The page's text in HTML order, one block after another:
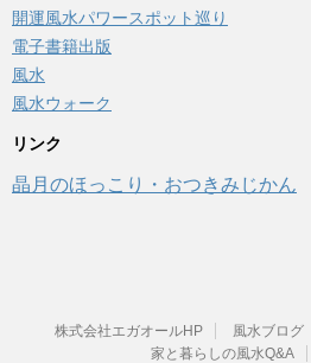
開運風水パワースポット巡り
電子書籍出版
風水
風水ウォーク
リンク
晶月のほっこり・おつきみじかん
株式会社エガオールHP 風水ブログ
家と暮らしの風水Q&A